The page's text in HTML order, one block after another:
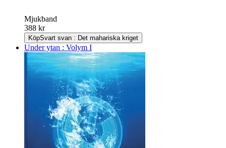
Mjukband
388 kr
KöpSvart svan : Det mahariska kriget
Under ytan : Volym I